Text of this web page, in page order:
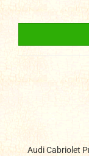
Audi Cabriolet